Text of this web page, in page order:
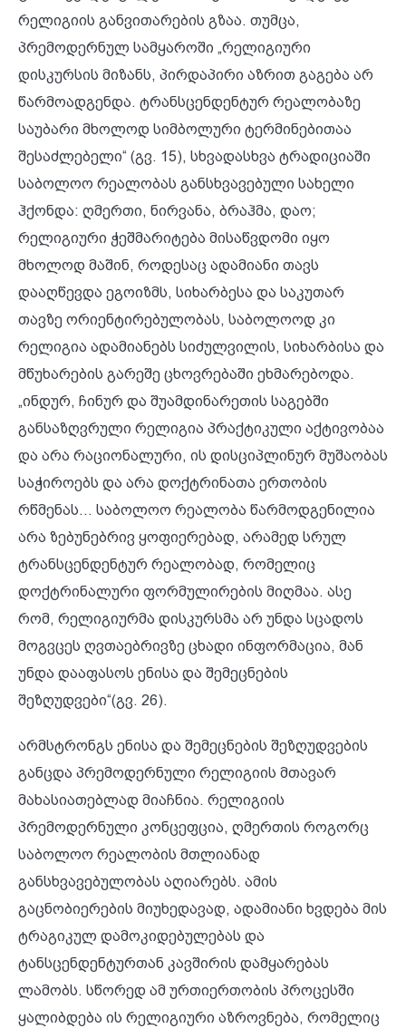
რელიგიის განვითარების გზაა. თუმცა,
პრემოდერნულ სამყაროში „რელიგიური
დისკურსის მიზანს, პირდაპირი აზრით გაგება არ
წარმოადგენდა. ტრანსცენდენტურ რეალობაზე
საუბარი მხოლოდ სიმბოლური ტერმინებითაა
შესაძლებელი“ (გვ. 15), სხვადასხვა ტრადიციაში
საბოლოო რეალობას განსხვავებული სახელი
ჰქონდა: ღმერთი, ნირვანა, ბრაჰმა, დაო;
რელიგიური ჭეშმარიტება მისაწვდომი იყო
მხოლოდ მაშინ, როდესაც ადამიანი თავს
დააღწევდა ეგოიზმს, სიხარბესა და საკუთარ
თავზე ორიენტირებულობას, საბოლოოდ კი
რელიგია ადამიანებს სიძულვილის, სიხარბისა და
მწუხარების გარეშე ცხოვრებაში ეხმარებოდა.
„ინდურ, ჩინურ და შუამდინარეთის საგებში
განსაზღვრული რელიგია პრაქტიკული აქტივობაა
და არა რაციონალური, ის დისციპლინურ მუშაობას
საჭიროებს და არა დოქტრინათა ერთობის
რწმენას... საბოლოო რეალობა წარმოდგენილია
არა ზებუნებრივ ყოფიერებად, არამედ სრულ
ტრანსცენდენტურ რეალობად, რომელიც
დოქტრინალური ფორმულირების მიღმაა. ასე
რომ, რელიგიურმა დისკურსმა არ უნდა სცადოს
მოგვცეს ღვთაებრივზე ცხადი ინფორმაცია, მან
უნდა დააფასოს ენისა და შემეცნების
შეზღუდვები“(გვ. 26).
არმსტრონგს ენისა და შემეცნების შეზღუდვების
განცდა პრემოდერნული რელიგიის მთავარ
მახასიათებლად მიაჩნია. რელიგიის
პრემოდერნული კონცეფცია, ღმერთის როგორც
საბოლოო რეალობის მთლიანად
განსხვავებულობას აღიარებს. ამის
გაცნობიერების მიუხედავად, ადამიანი ხვდება მის
ტრაგიკულ დამოკიდებულებას და
ტანსცენდენტურთან კავშირის დამყარებას
ლამობს. სწორედ ამ ურთიერთობის პროცესში
ყალიბდება ის რელიგიური აზროვნება, რომელიც